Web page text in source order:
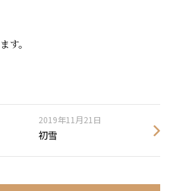
す。
2019年11月21日
初雪